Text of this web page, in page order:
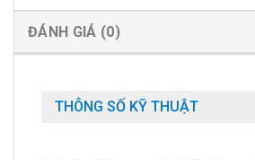
ĐÁNH GIÁ (0)
THÔNG SỐ KỸ THUẬT